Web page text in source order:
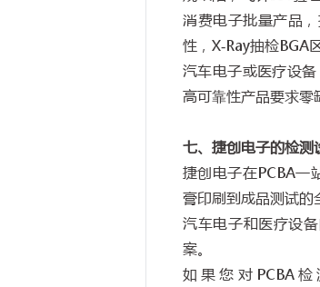
消费电子批量产品
性， X-Ray抽检BGA
汽车电子或医疗设
高可靠性产品要求零
七、捷创电子的检测
捷创电子在PCBA一
膏印刷到成品测试的
汽车电子和医疗设
案。
如果您对 PCBA检